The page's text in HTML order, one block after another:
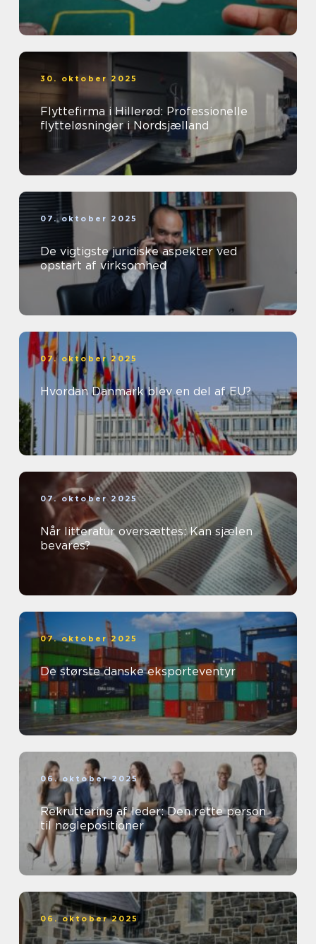
30. oktober 2025
Flyttefirma i Hillerød: Professionelle
flytteløsninger i Nordsjælland
07. oktober 2025
De vigtigste juridiske aspekter ved
opstart af virksomhed
07. oktober 2025
Hvordan Danmark blev en del af EU?
07. oktober 2025
Når litteratur oversættes: Kan sjælen
bevares?
07. oktober 2025
De største danske eksporteventyr
06. oktober 2025
Rekruttering af leder: Den rette person
til nøglepositioner
06. oktober 2025